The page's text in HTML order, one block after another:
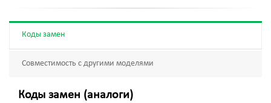
Коды замен
Совместимость с другими моделями
Коды замен (аналоги)